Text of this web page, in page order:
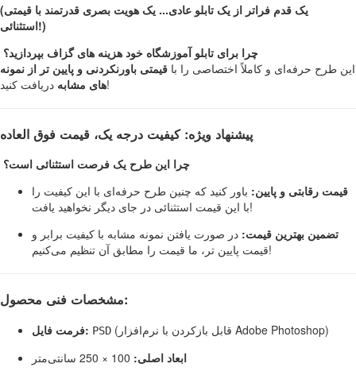
(یک قدم فراتر از یک تابلو عادی... یک هویت بصری قدرتمند با قیمتی
استثنائی!)
چرا برای تابلو آموزشگاه خود هزینه های گزاف بپردازید؟
این طرح حرفه‌ای و کاملاً اختصاصی را با قیمتی باورنکردنی و پایین تر از نمونه
های مشابهدریافت کنید!
پیشنهاد ویژه: کیفیت درجه یک، قیمت فوق العاده
چرا این طرح یک فرصت استثنائی است؟
قیمت رقابتی و پایین: باور کنید که چنین طرح حرفه‌ای با این کیفیت را
با این قیمت استثنائی در جای دیگر نخواهید یافت!
تضمین بهترین قیمت: در صورت یافتن نمونه مشابه با کیفیت برابر و
قیمت پایین تر، ما قیمت را مطابق آن تنظیم می‌کنیم!
مشخصات فنی محصول:
فرمت فایل: PSD
(قابل بازکردن با نرم‌افزار Adobe Photoshop)
ابعاد اصلی: